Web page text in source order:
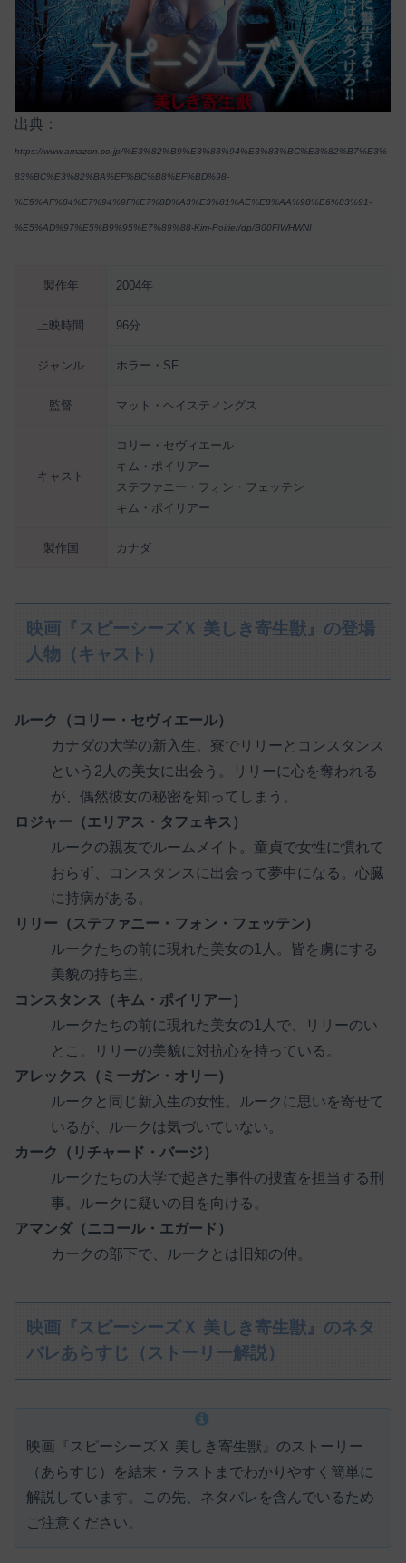
出典：
https://www.amazon.co.jp/%E3%82%B9%E3%83%94%E3%83%BC%E3%82%B7%E3%
83%BC%E3%82%BA%EF%BC%B8%EF%BD%98-
%E5%AF%84%E7%94%9F%E7%8D%A3%E3%81%AE%E8%AA%98%E6%83%91-
%E5%AD%97%E5%B9%95%E7%89%88-Kim-Poirier/dp/B00FIWHWNI
製作年 2004年
上映時間 96分
ジャンル ホラー・SF
監督 マット・ヘイスティングス
キャスト
コリー・セヴィエール
キム・ポイリアー
ステファニー・フォン・フェッテン
キム・ポイリアー
製作国 カナダ
映画『スピーシーズＸ 美しき寄生獣』の登場
人物（キャスト）
ルーク（コリー・セヴィエール）
カナダの大学の新入生。寮でリリーとコンスタンス
という2人の美女に出会う。リリーに心を奪われる
が、偶然彼女の秘密を知ってしまう。
ロジャー（エリアス・タフェキス）
ルークの親友でルームメイト。童貞で女性に慣れて
おらず、コンスタンスに出会って夢中になる。心臓
に持病がある。
リリー（ステファニー・フォン・フェッテン）
ルークたちの前に現れた美女の1人。皆を虜にする
美貌の持ち主。
コンスタンス（キム・ポイリアー）
ルークたちの前に現れた美女の1人で、リリーのい
とこ。リリーの美貌に対抗心を持っている。
アレックス（ミーガン・オリー）
ルークと同じ新入生の女性。ルークに思いを寄せて
いるが、ルークは気づいていない。
カーク（リチャード・バージ）
ルークたちの大学で起きた事件の捜査を担当する刑
事。ルークに疑いの目を向ける。
アマンダ（ニコール・エガード）
カークの部下で、ルークとは旧知の仲。
映画『スピーシーズＸ 美しき寄生獣』のネタ
バレあらすじ（ストーリー解説）
映画『スピーシーズＸ 美しき寄生獣』のストーリー
（あらすじ）を結末・ラストまでわかりやすく簡単に
解説しています。この先、ネタバレを含んでいるため
ご注意ください。